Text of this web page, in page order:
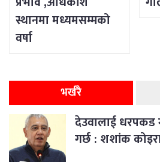
स्थानमा मध्यमसम्मको
वर्षा
भर्खरै
देउवालाई धरपकड
गर्छ : शशांक